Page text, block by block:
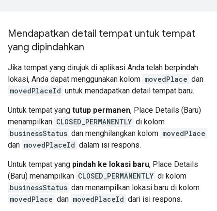
Mendapatkan detail tempat untuk tempat
yang dipindahkan
Jika tempat yang dirujuk di aplikasi Anda telah berpindah
lokasi, Anda dapat menggunakan kolom movedPlace dan
movedPlaceId untuk mendapatkan detail tempat baru.
Untuk tempat yang tutup permanen, Place Details (Baru)
menampilkan CLOSED_PERMANENTLY di kolom
businessStatus dan menghilangkan kolom movedPlace
dan movedPlaceId dalam isi respons.
Untuk tempat yang pindah ke lokasi baru, Place Details
(Baru) menampilkan CLOSED_PERMANENTLY di kolom
businessStatus dan menampilkan lokasi baru di kolom
movedPlace dan movedPlaceId dari isi respons.